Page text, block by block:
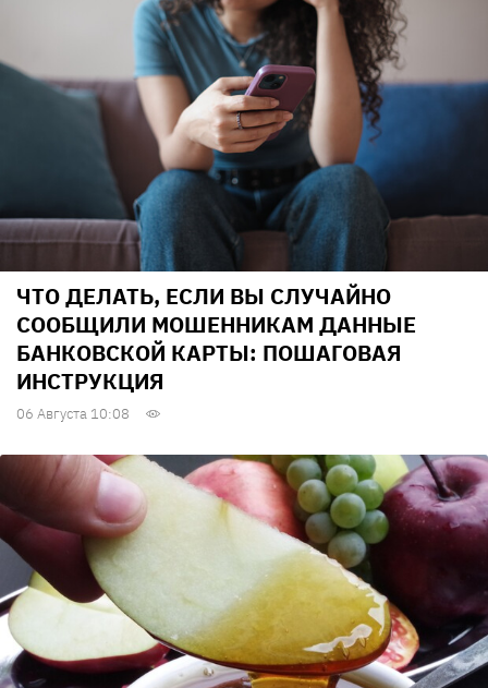
ЧТО ДЕЛАТЬ, ЕСЛИ ВЫ СЛУЧАЙНО
СООБЩИЛИ МОШЕННИКАМ ДАННЫЕ
БАНКОВСКОЙ КАРТЫ: ПОШАГОВАЯ
ИНСТРУКЦИЯ
06 Августа 10:08